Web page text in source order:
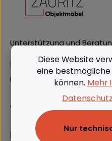
Unterstützung und
(+49) 09562 3811380
Mo-Do: 08:00 - 16:00, Fr:
Oder über unser
Produkte
Diese Website
eine
können. Mehr
Datenschutz
Nur